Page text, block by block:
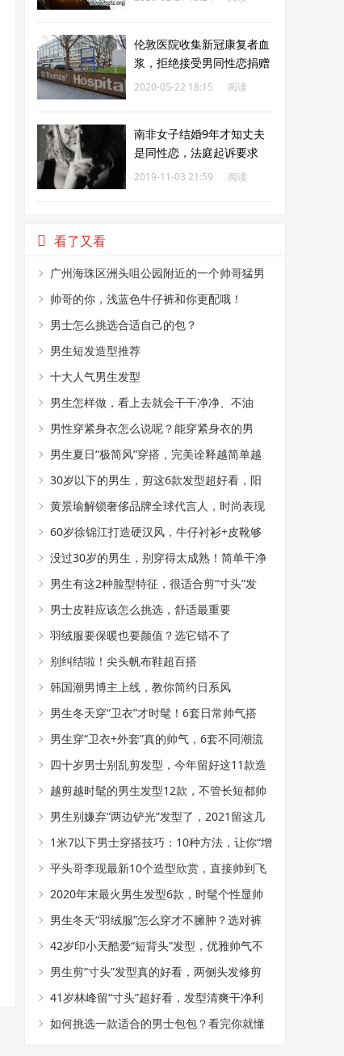
伦敦医院收集新冠康复者血
浆，拒绝接受男同性恋捐赠
2020-05-22 18:15
阅读
南非女子结婚9年才知丈夫
是同性恋，法庭起诉要求
400万赔偿
2019-11-03 21:59
阅读
看了又看
广州海珠区洲头咀公园附近的一个帅哥猛男
烤肉摊
帅哥的你，浅蓝色牛仔裤和你更配哦！
男士怎么挑选合适自己的包？
男生短发造型推荐
十大人气男生发型
男生怎样做，看上去就会干干净净、不油
腻？
男性穿紧身衣怎么说呢？能穿紧身衣的男
性，首先能满足这4个条件
男生夏日“极简风”穿搭，完美诠释越简单越
帅气
30岁以下的男生，剪这6款发型超好看，阳
光又帅气
黄景瑜解锁奢侈品牌全球代言人，时尚表现
力真好
60岁徐锦江打造硬汉风，牛仔衬衫+皮靴够
时髦
没过30岁的男生，别穿得太成熟！简单干净
的T恤搭配，帅气又减龄
男生有这2种脸型特征，很适合剪“寸头”发
型，阳光又帅气
男士皮鞋应该怎么挑选，舒适最重要
羽绒服要保暖也要颜值？选它错不了
别纠结啦！尖头帆布鞋超百搭
韩国潮男博主上线，教你简约日系风
男生冬天穿“卫衣”才时髦！6套日常帅气搭
配，轻松变身潮流达人
男生穿“卫衣+外套”真的帅气，6套不同潮流
搭配，塑造多样气质
四十岁男士别乱剪发型，今年留好这11款造
型，成熟帅气不显老
越剪越时髦的男生发型12款，不管长短都帅
气，干净显精神
男生别嫌弃“两边铲光”发型了，2021留这几
款造型，干净帅气
1米7以下男士穿搭技巧：10种方法，让你“增
高”至少10公分
平头哥李现最新10个造型欣赏，直接帅到飞
起
2020年末最火男生发型6款，时髦个性显帅
气，狼尾头值得尝试
男生冬天“羽绒服”怎么穿才不臃肿？选对裤
子和内搭，帅气又显瘦
42岁印小天酷爱“短背头”发型，优雅帅气不
油腻，冲进追光哥哥
男生剪“寸头”发型真的好看，两侧头发修剪
干净，阳光帅气有魅力
41岁林峰留“寸头”超好看，发型清爽干净利
落，帅气不输小鲜肉
如何挑选一款适合的男士包包？看完你就懂